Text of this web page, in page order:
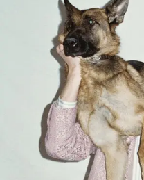
moda e sport,Raphael
visiva che esplora i
guardaroba homme in